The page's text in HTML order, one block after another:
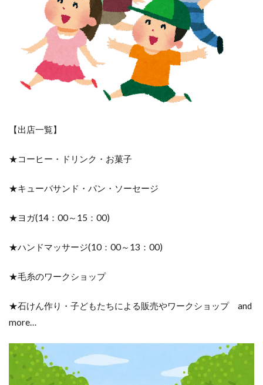
【出店一覧】
★コーヒー・ドリンク・お菓子
★キューバサンド・パン・ソーセージ
★ヨガ(14：00～15：00)
★ハンドマッサージ(10：00～13：00)
★毛糸のワークショップ
★石けん作り・子どもたちによる販売やワークショップ and
more…